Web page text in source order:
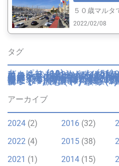
５０歳マルタ
2022/02/08
タグ
あっぱれ (13) いいね (51)
びっくり (32) もやもや
イタリア (222) イタリア
エンターテイメント (20)
カルチャー (20) ゴゾ (93)
ショップ (17) スペイン (1)
フランス (2) マルタ (42)
不便 (11) 不動産 (7) 乗物
伝統 (5) 便利 (10) 健康
夫のピー太郎 (9) 学校・教
年末年始 (8) 引越し (11)
心が痛む (1) 思いふける
日本 (10) 日本里帰り (20)
歴史 (7) 歴史的建造物 (8)
溜息 (19) 物価 (11) 猫 (12)
祝う (21) 穴場 (4) 自動車
菓子 (13) 言語 (9) 跡地 (3)
食べる・飲む (37) 骸骨 (1)
アーカイブ
2024 (2)
2022 (4)
2021 (1)
2016 (32)
2015 (38)
2014 (15)